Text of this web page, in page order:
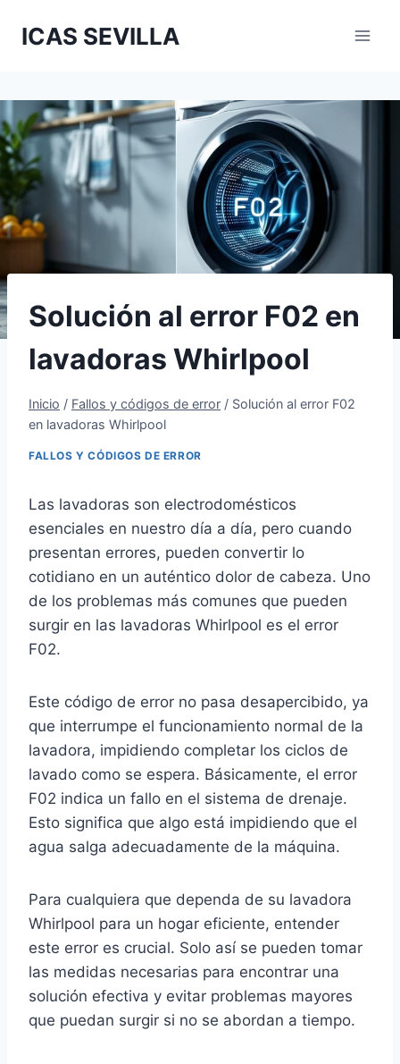
ICAS SEVILLA
Solución al error F02 en
lavadoras Whirlpool
Inicio / Fallos y códigos de error / Solución al error F02
en lavadoras Whirlpool
FALLOS Y CÓDIGOS DE ERROR
Las lavadoras son electrodomésticos
esenciales en nuestro día a día, pero cuando
presentan errores, pueden convertir lo
cotidiano en un auténtico dolor de cabeza. Uno
de los problemas más comunes que pueden
surgir en las lavadoras Whirlpool es el error
F02.
Este código de error no pasa desapercibido, ya
que interrumpe el funcionamiento normal de la
lavadora, impidiendo completar los ciclos de
lavado como se espera. Básicamente, el error
F02 indica un fallo en el sistema de drenaje.
Esto significa que algo está impidiendo que el
agua salga adecuadamente de la máquina.
Para cualquiera que dependa de su lavadora
Whirlpool para un hogar eficiente, entender
este error es crucial. Solo así se pueden tomar
las medidas necesarias para encontrar una
solución efectiva y evitar problemas mayores
que puedan surgir si no se abordan a tiempo.